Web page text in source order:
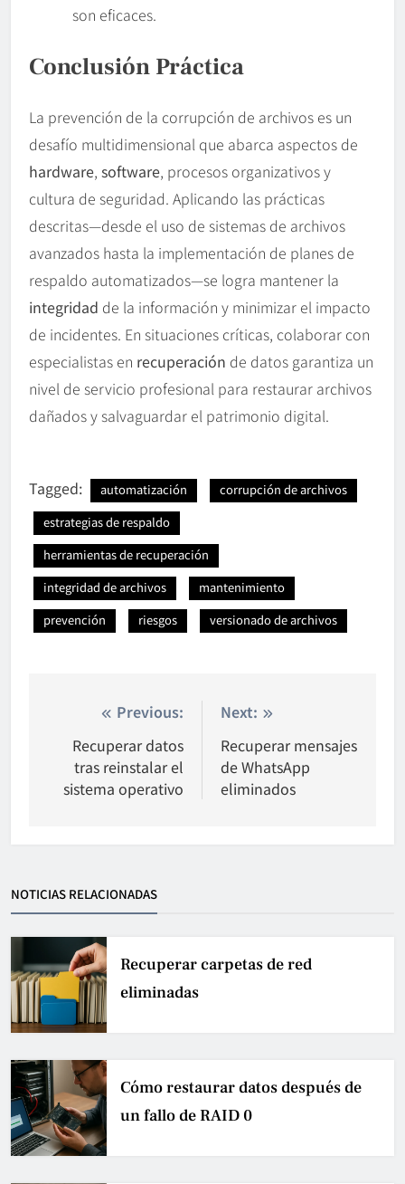
son eficaces.
Conclusión Práctica
La prevención de la corrupción de archivos es un
desafío multidimensional que abarca aspectos de
hardware, software, procesos organizativos y
cultura de seguridad. Aplicando las prácticas
descritas—desde el uso de sistemas de archivos
avanzados hasta la implementación de planes de
respaldo automatizados—se logra mantener la
integridad de la información y minimizar el impacto
de incidentes. En situaciones críticas, colaborar con
especialistas en recuperación de datos garantiza un
nivel de servicio profesional para restaurar archivos
dañados y salvaguardar el patrimonio digital.
Tagged: automatización
corrupción de archivos
estrategias de respaldo
herramientas de recuperación
integridad de archivos
mantenimiento
prevención
riesgos versionado de archivos
Nawigacja
wpisu
Previous:
Recuperar datos
tras reinstalar el
sistema operativo
Next:
Recuperar mensajes
de WhatsApp
eliminados
NOTICIAS RELACIONADAS
Recuperar carpetas de red
eliminadas
Cómo restaurar datos después de
un fallo de RAID 0